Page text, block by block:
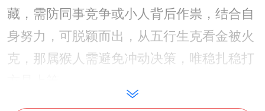
藏，需防同事竞争或小人背后作祟，结合自
身努力，可脱颖而出，从五行生克看金被火
克，那属猴人需避免冲动决策，唯稳扎稳打